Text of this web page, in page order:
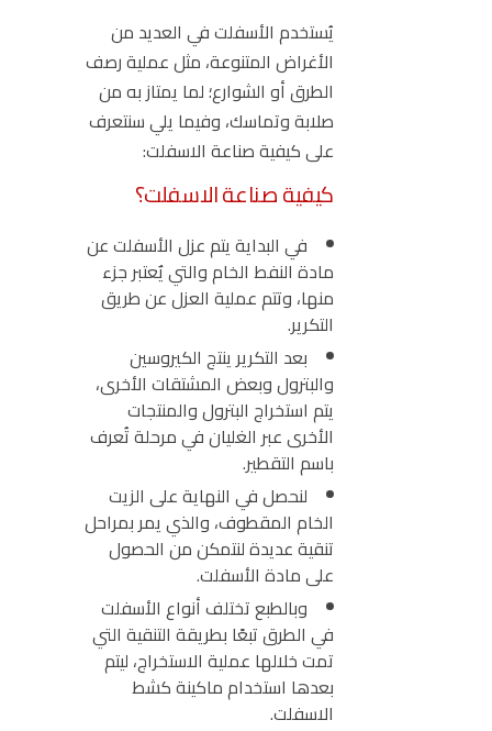
يُستخدم الأسفلت في العديد من
الأغراض المتنوعة، مثل عملية رصف
الطرق أو الشوارع؛ لما يمتاز به من
صلابة وتماسك، وفيما يلي سنتعرف
على كيفية صناعة الاسفلت:
كيفية صناعة الاسفلت؟
في البداية يتم عزل الأسفلت عن
مادة النفط الخام والتي يٌعتبر جزء
منها، وتتم عملية العزل عن طريق
التكرير.
بعد التكرير ينتج الكيروسين
والبترول وبعض المشتقات الأخرى،
يتم استخراج البترول والمنتجات
الأخرى عبر الغليان في مرحلة تُعرف
باسم التقطير.
لنحصل في النهاية على الزيت
الخام المقطوف، والذي يمر بمراحل
تنقية عديدة لنتمكن من الحصول
على مادة الأسفلت.
وبالطبع تختلف أنواع الأسفلت
في الطرق تبعًا بطريقة التنقية التي
تمت خلالها عملية الاستخراج، ليتم
بعدها استخدام ماكينة كشط
الاسفلت.